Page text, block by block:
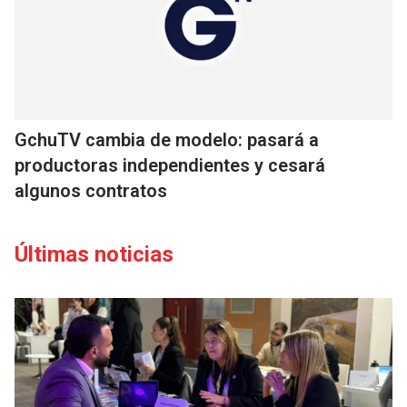
GchuTV cambia de modelo: pasará a
productoras independientes y cesará
algunos contratos
Últimas noticias